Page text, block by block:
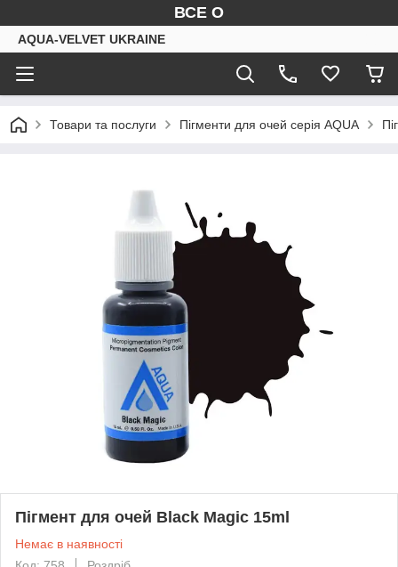
ВСЕ О
AQUA-VELVET UKRAINE
Товари та послуги Пігменти для очей серія AQUA
Пігмент для очей Black Magic 15ml
Немає в наявності